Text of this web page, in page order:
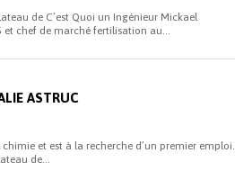
de C’est Quoi un Ingénieur Mickael
et chef de marché fertilisation au...
ASTRUC
et est à la recherche d’un premier emploi.
de...